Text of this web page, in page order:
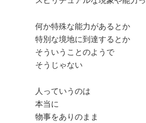
何か特殊な能力があるとか
特別な境地に到達するとか
そういうことのようで
そうじゃない
人っていうのは
本当に
物事をありのまま